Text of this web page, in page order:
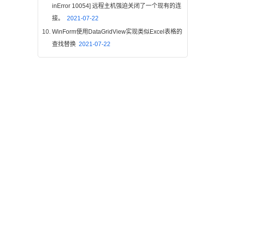
inError 10054] 远程主机强迫关闭了一个现有的连
接。 2021-07-22
WinForm使用DataGridView实现类似Excel表格的
查找替换 2021-07-22